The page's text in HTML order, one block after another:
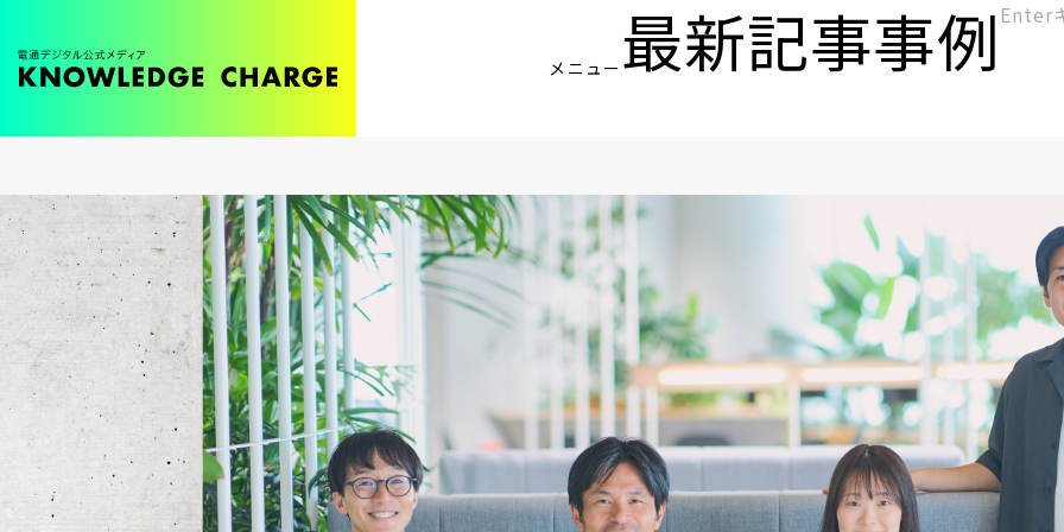
メ
イ
ン
コ
ン
テ
メニュー [KC]
ヘ
ッ
ダ
最新記事事例